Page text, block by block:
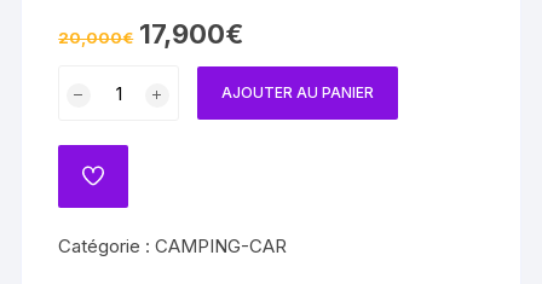
20,000€ Le
prix
20,000€.
17,900€
actuel
est :
17,900€.
car
PILOTE
630
AJOUTER AU PANIER
ADD
Catégorie :CAMPING-CAR